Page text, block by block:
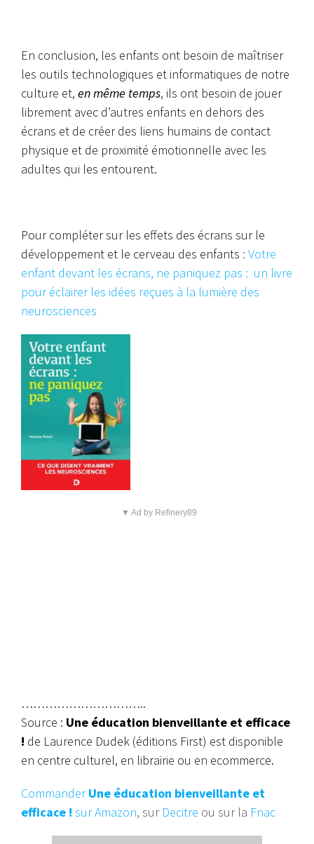
En conclusion, les enfants ont besoin de maîtriser
les outils technologiques et informatiques de notre
culture et, en même temps, ils ont besoin de jouer
librement avec d’autres enfants en dehors des
écrans et de créer des liens humains de contact
physique et de proximité émotionnelle avec les
adultes qui les entourent.
Pour compléter sur les effets des écrans sur le
développement et le cerveau des enfants : Votre
enfant devant les écrans, ne paniquez pas : un livre
pour éclairer les idées reçues à la lumière des
neurosciences
▼ Ad by Refinery89
…………………………..
Source : Une éducation bienveillante et efficace
! de Laurence Dudek (éditions First) est disponible
en centre culturel, en librairie ou en ecommerce.
CommanderUne éducation bienveillante et
efficace ! sur Amazon, sur Decitre ou sur la Fnac